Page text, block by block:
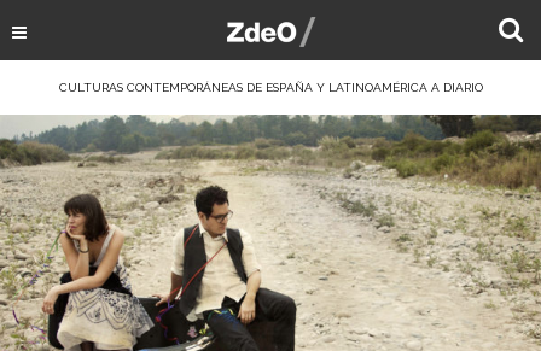
CULTURAS CONTEMPORÁNEAS DE ESPAÑA Y LATINOAMÉRICA A DIARIO